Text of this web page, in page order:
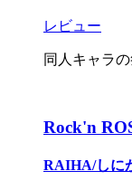
レビュー
同人キャラ
Rock'n
RAIHA/しに